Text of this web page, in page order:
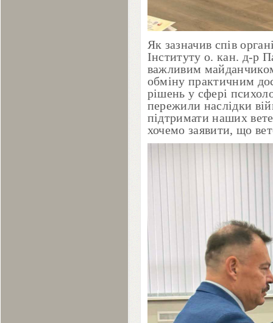
Як зазначив спів
Інституту о. кан. д-р
важливим
обміну практичним
рішень у сфері
пережили наслідки
підтримати наших
хочемо заявити, що